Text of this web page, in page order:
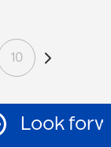
10